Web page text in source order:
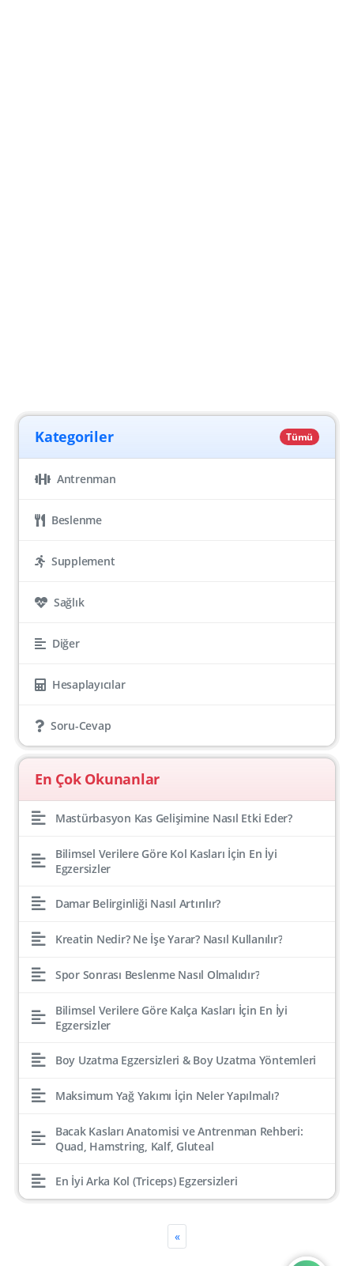
Kategoriler Tümü
Antrenman
Beslenme
Supplement
Sağlık
Diğer
Hesaplayıcılar
Soru-Cevap
En Çok Okunanlar
Mastürbasyon Kas Gelişimine Nasıl Etki Eder?
Bilimsel Verilere Göre Kol Kasları İçin En İyi
Egzersizler
Damar Belirginliği Nasıl Artırılır?
Kreatin Nedir? Ne İşe Yarar? Nasıl Kullanılır?
Spor Sonrası Beslenme Nasıl Olmalıdır?
Bilimsel Verilere Göre Kalça Kasları İçin En İyi
Egzersizler
Boy Uzatma Egzersizleri & Boy Uzatma Yöntemleri
Maksimum Yağ Yakımı İçin Neler Yapılmalı?
Bacak Kasları Anatomisi ve Antrenman Rehberi:
Quad, Hamstring, Kalf, Gluteal
En İyi Arka Kol (Triceps) Egzersizleri
«